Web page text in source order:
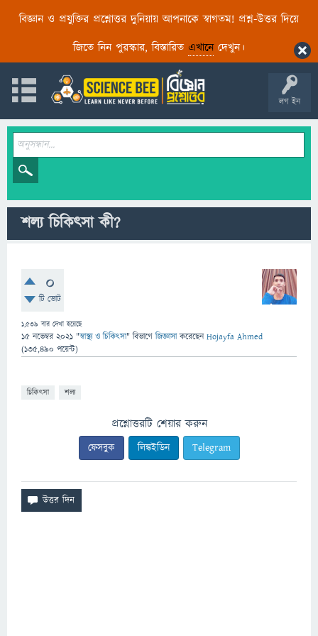
বিজ্ঞান ও প্রযুক্তির প্রশ্নোত্তর দুনিয়ায় আপনাকে স্বাগতম! প্রশ্ন-উত্তর দিয়ে
জিতে নিন পুরস্কার, বিস্তারিত এখানেদেখুন।
লগ ইন
শল্য চিকিৎসা কী?
0
টি ভোট
1,539 বার দেখা হয়েছে
15 নভেম্বর 2021 "স্বাস্থ্য ও চিকিৎসা" বিভাগে জিজ্ঞাসাকরেছেনHojayfa Ahmed
(135,490 পয়েন্ট)
চিকিৎসা শল্য
প্রশ্নোত্তরটি শেয়ার করুন
ফেসবুক লিঙ্কইডিন Telegram